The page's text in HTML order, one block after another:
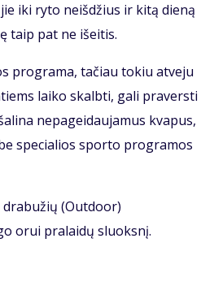
iki ryto neišdžius ir kitą dieną
taip pat ne išeitis.
programa, tačiau tokiu atveju
laiko skalbti, gali praversti
nepageidaujamus kvapus,
specialios sporto programos
(Outdoor)
orui pralaidų sluoksnį.